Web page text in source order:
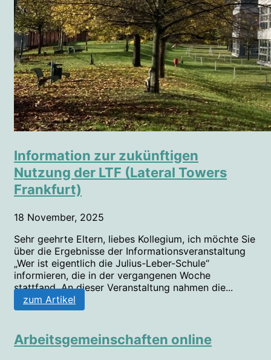
Information zur zukünftigen
Nutzung der LTF (Lateral Towers
Frankfurt)
18 November, 2025
Sehr geehrte Eltern, liebes Kollegium, ich möchte Sie
über die Ergebnisse der Informationsveranstaltung
„Wer ist eigentlich die Julius-Leber-Schule“
informieren, die in der vergangenen Woche
stattfand. An dieser Veranstaltung nahmen die...
zum Artikel
Arbeitsgemeinschaften online